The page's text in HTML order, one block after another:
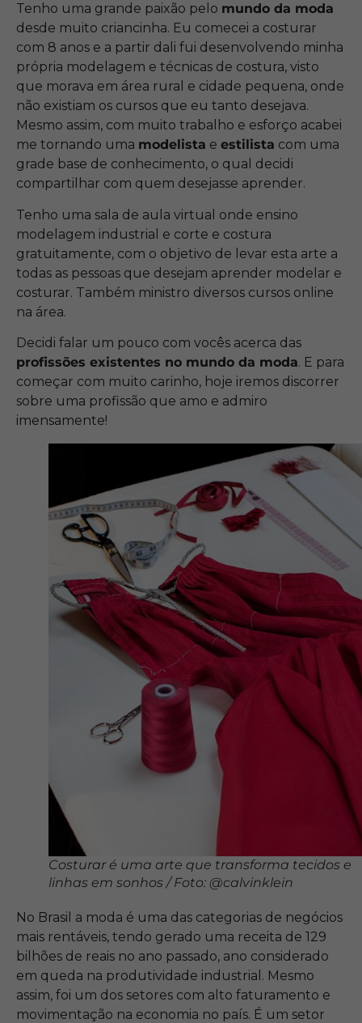
Tenho uma grande paixão pelo mundo da moda
desde muito criancinha. Eu comecei a costurar
com 8 anos e a partir dali fui desenvolvendo minha
própria modelagem e técnicas de costura, visto
que morava em área rural e cidade pequena, onde
não existiam os cursos que eu tanto desejava.
Mesmo assim, com muito trabalho e esforço acabei
me tornando uma modelista e estilista com uma
grade base de conhecimento, o qual decidi
compartilhar com quem desejasse aprender.
Tenho uma sala de aula virtual onde ensino
modelagem industrial e corte e costura
gratuitamente, com o objetivo de levar esta arte a
todas as pessoas que desejam aprender modelar e
costurar. Também ministro diversos cursos online
na área.
Decidi falar um pouco com vocês acerca das
profissões existentes no mundo da moda. E para
começar com muito carinho, hoje iremos discorrer
sobre uma profissão que amo e admiro
imensamente!
Costurar é uma arte que transforma tecidos e
linhas em sonhos / Foto: @calvinklein
No Brasil a moda é uma das categorias de negócios
mais rentáveis, tendo gerado uma receita de 129
bilhões de reais no ano passado, ano considerado
em queda na produtividade industrial. Mesmo
assim, foi um dos setores com alto faturamento e
movimentação na economia no país. É um setor